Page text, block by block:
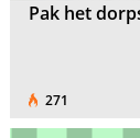
Pak het
271